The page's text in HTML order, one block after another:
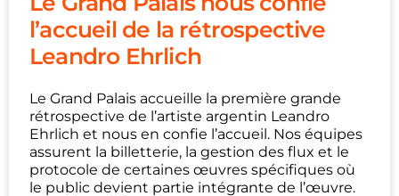
l’accueil de la rétrospective
Leandro Ehrlich
Le Grand Palais accueille la première grande
rétrospective de l’artiste argentin Leandro
Ehrlich et nous en confie l’accueil. Nos équipes
assurent la billetterie, la gestion des flux et le
protocole de certaines œuvres spécifiques où
le public devient partie intégrante de l’œuvre.